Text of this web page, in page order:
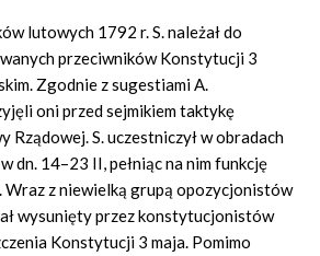
lutowych 1792 r. S. należał do
przeciwników Konstytucji 3
Zgodnie z sugestiami A.
oni przed sejmikiem taktykę
Rządowej. S. uczestniczył w obradach
dn. 14–23 II, pełniąc na nim funkcję
Wraz z niewielką grupą opozycjonistów
wysunięty przez konstytucjonistów
Konstytucji 3 maja. Pomimo